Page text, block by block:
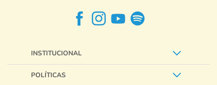
INSTITUCIONAL
POLÍTICAS